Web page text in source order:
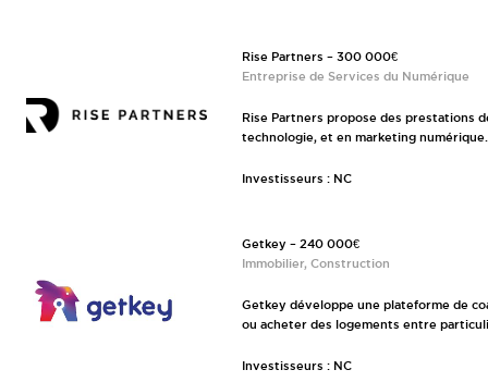
Rise Partners – 300 000€
Entreprise de Services du Numérique
Rise Partners propose des prestations
technologie, et en marketing numérique.
Investisseurs : NC
Getkey – 240 000€
Immobilier, Construction
Getkey développe une plateforme de
ou acheter des logements entre
Investisseurs : NC